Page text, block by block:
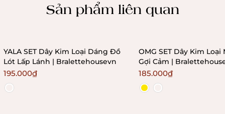
Sản phẩm liên quan
YALA SET Dây Kim Loại Dáng Đồ
Lót Lấp Lánh | Bralettehousevn
195.000₫
OMG SET Dây Kim Loại
Gợi Cảm |
185.000₫